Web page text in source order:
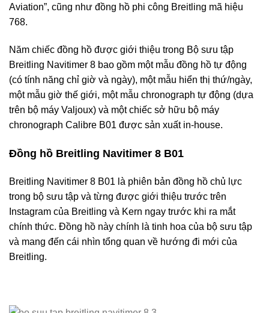
Aviation”, cũng như đồng hồ phi công Breitling mã hiệu
768.
Năm chiếc đồng hồ được giới thiệu trong Bộ sưu tập
Breitling Navitimer 8 bao gồm một mẫu đồng hồ tự động
(có tính năng chỉ giờ và ngày), một mẫu hiển thị thứ/ngày,
một mẫu giờ thế giới, một mẫu chronograph tự động (dựa
trên bộ máy Valjoux) và một chiếc sở hữu bộ máy
chronograph Calibre B01 được sản xuất in-house.
Đồng hồ Breitling Navitimer 8 B01
Breitling Navitimer 8 B01 là phiên bản đồng hồ chủ lực
trong bộ sưu tập và từng được giới thiệu trước trên
Instagram của Breitling và Kern ngay trước khi ra mắt
chính thức. Đồng hồ này chính là tinh hoa của bộ sưu tập
và mang đến cái nhìn tổng quan về hướng đi mới của
Breitling.